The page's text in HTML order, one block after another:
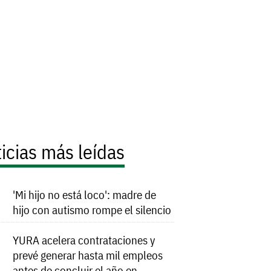
más leídas
'Mi hijo no está loco': madre de
hijo con autismo rompe el silencio
YURA acelera contrataciones y
prevé generar hasta mil empleos